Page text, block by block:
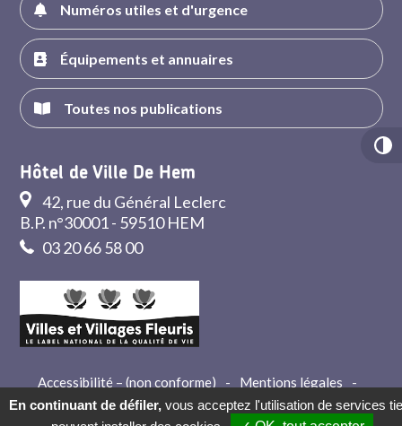
Numéros utiles et d'urgence
Équipements et annuaires
Toutes nos publications
Hôtel de Ville De Hem
42, rue du Général Leclerc
B.P. n°30001 - 59510 HEM
03 20 66 58 00
Accessibilité – (non conforme) - Mentions légales
-
Crédits
- Contact
En continuant de défiler, vous acceptez l'utilisation de services